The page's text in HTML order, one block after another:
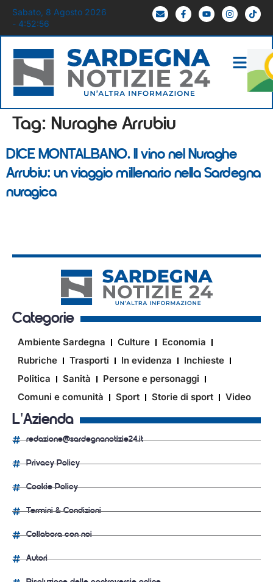
Sabato, 8 Agosto 2026
- 4:52:56
Tag: Nuraghe Arrubiu
DICE MONTALBANO. Il vino nel Nuraghe
Arrubiu: un viaggio millenario nella Sardegna
nuragica
Categorie
Ambiente Sardegna Culture
Economia
Rubriche
Trasporti In evidenza
Inchieste
Politica
Sanità
Persone e personaggi
Comuni e comunità
Sport Storie di sport Video
L'Azienda
redazione@sardegnanotizie24.it
Privacy Policy
Cookie Policy
Termini & Condizioni
Collabora con noi
Autori